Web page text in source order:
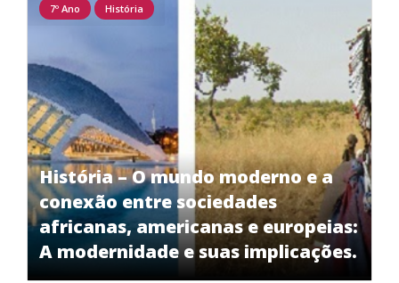
História – O mundo moderno e a
conexão entre sociedades
africanas, americanas e europeias:
A modernidade e suas implicações.
7º Ano História